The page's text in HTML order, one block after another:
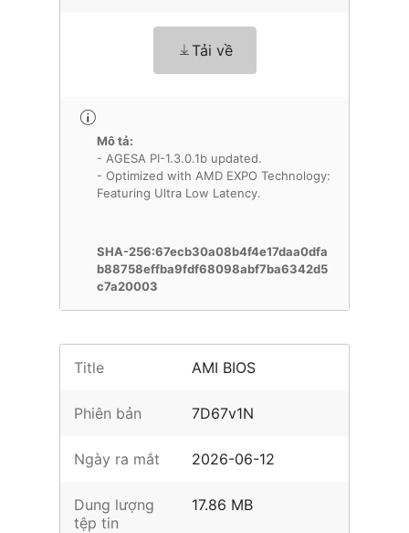
Tải về
Mô tả:
- AGESA PI-1.3.0.1b updated.
- Optimized with AMD EXPO Technology:
Featuring Ultra Low Latency.
SHA-256:67ecb30a08b4f4e17daa0dfa
b88758effba9fdf68098abf7ba6342d5
c7a20003
Title AMI BIOS
Phiên bản 7D67v1N
Ngày ra mắt 2026-06-12
Dung lượng
tệp tin
17.86 MB